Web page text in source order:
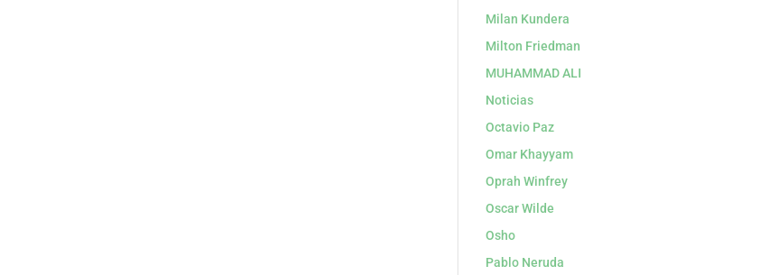
Milan Kundera
Milton Friedman
MUHAMMAD ALI
Noticias
Octavio Paz
Omar Khayyam
Oprah Winfrey
Oscar Wilde
Osho
Pablo Neruda